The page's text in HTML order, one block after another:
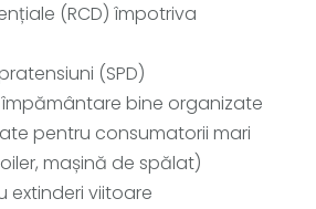
(RCD) împotriva
(SPD)
bine organizate
pentru consumatorii mari
mașină de spălat)
extinderi viitoare